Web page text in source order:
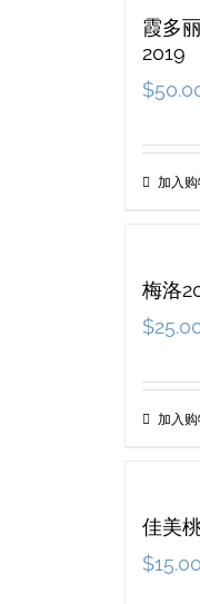
霞多
2019
$
加入
梅洛
$
加入
佳美
$